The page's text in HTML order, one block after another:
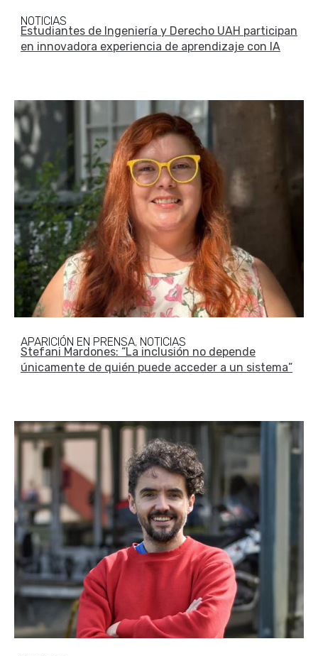
NOTICIAS
Estudiantes de Ingeniería y Derecho UAH participan
en innovadora experiencia de aprendizaje con IA
APARICIÓN EN PRENSA, NOTICIAS
Stefani Mardones: “La inclusión no depende
únicamente de quién puede acceder a un sistema”